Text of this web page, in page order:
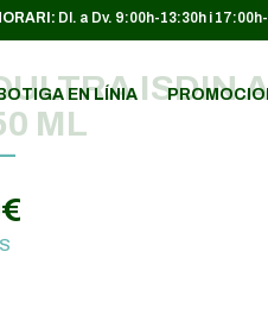
Dl. a Dv. 9:00h-13:30h i
EN LÍNIAISDIN
ML
€